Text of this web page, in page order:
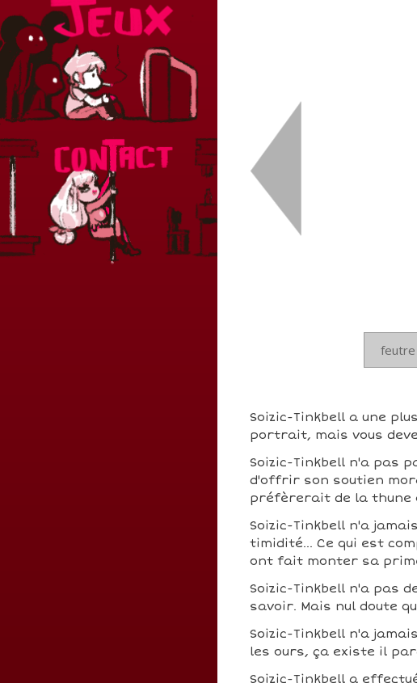
feutre
Soizic-Tinkbell a une
portrait, mais vous
Soizic-Tinkbell n'a pas
d'offrir son soutien
préfèrerait de la thune
Soizic-Tinkbell n'a
timidité... Ce qui est
ont fait monter sa
Soizic-Tinkbell n'a pas
savoir. Mais nul doute
Soizic-Tinkbell n'a
les ours, ça existe il
Soizic-Tinkbell a